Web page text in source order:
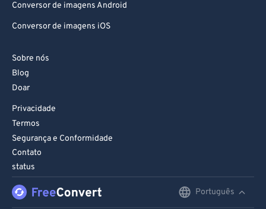
Conversor de imagens Android
Conversor de imagens iOS
Sobre nós
Blog
Doar
Privacidade
Termos
Segurança e Conformidade
Contato
status
Português